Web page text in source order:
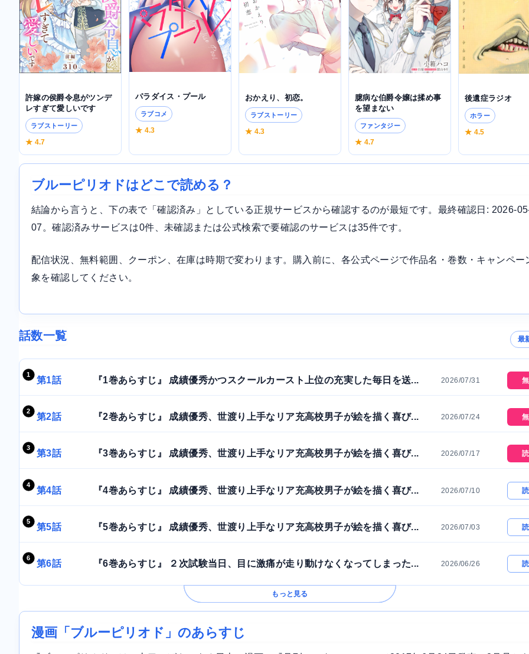
許嫁の侯爵令息がツンデ
レすぎて愛しいです
ラブストーリー
★ 4.7
パラダイス・プール
ラブコメ
★ 4.3
おかえり、初恋。
ラブストーリー
★ 4.3
臆病な伯爵令嬢は揉め事
を望まない
ファンタジー
★ 4.7
後遺症ラジオ
ホラー
★ 4.5
ブルーピリオドはどこで読める？
結論から言うと、下の表で「確認済み」としている正規サービスから確認するのが最短です。最終確認日: 2026-
07。確認済みサービスは0件、未確認または公式検索で要確認のサービスは35件です。
配信状況、無料範囲、クーポン、在庫は時期で変わります。購入前に、各公式ページで作品名・巻数・キャンペー
象を確認してください。
話数一覧 最
第1話 『1巻あらすじ』 成績優秀かつスクールカースト上位の充実した毎日を送... 2026/07/31
第2話 『2巻あらすじ』 成績優秀、世渡り上手なリア充高校男子が絵を描く喜び... 2026/07/24
第3話 『3巻あらすじ』 成績優秀、世渡り上手なリア充高校男子が絵を描く喜び... 2026/07/17
第4話 『4巻あらすじ』 成績優秀、世渡り上手なリア充高校男子が絵を描く喜び... 2026/07/10
第5話 『5巻あらすじ』 成績優秀、世渡り上手なリア充高校男子が絵を描く喜び... 2026/07/03
第6話 『6巻あらすじ』 ２次試験当日、目に激痛が走り動けなくなってしまった... 2026/06/26
もっと見る
漫画「ブルーピリオド」のあらすじ